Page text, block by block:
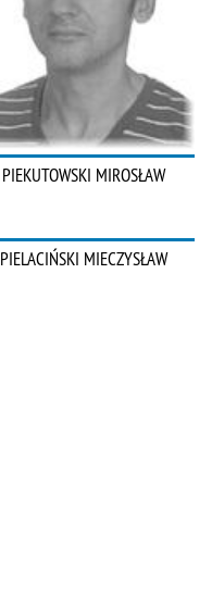
PIEKUTOWSKI MIROSŁAW
PIELACIŃSKI MIECZYSŁAW